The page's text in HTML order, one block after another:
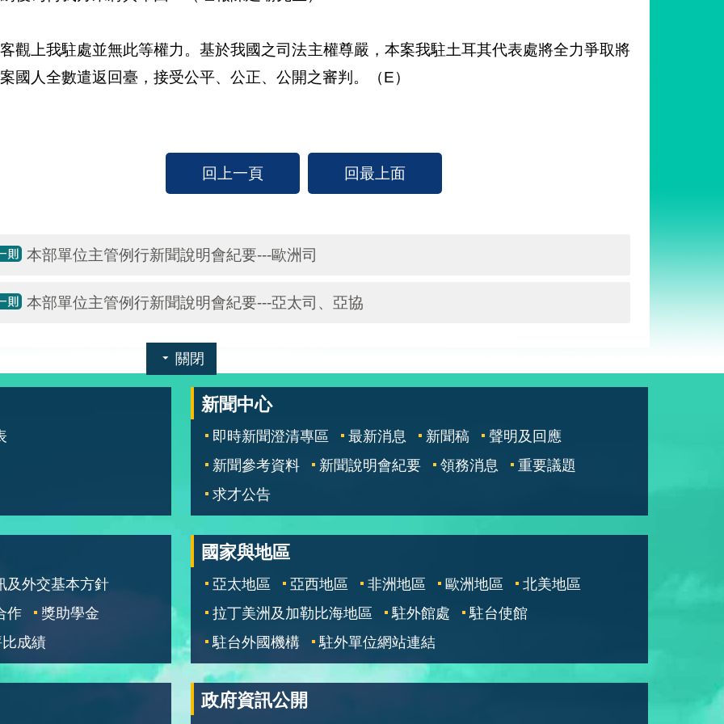
觀上我駐處並無此等權力。基於我國之司法主權尊嚴，本案我駐土耳其代表處將全力爭取將
國人全數遣返回臺，接受公平、公正、公開之審判。（E）
回上一頁 回最上面
本部單位主管例行新聞說明會紀要---歐洲司
本部單位主管例行新聞說明會紀要---亞太司、亞協
關閉
新聞中心
即時新聞澄清專區 最新消息 新聞稿
聲明及回應
新聞參考資料
新聞說明會紀要 領務消息
重要議題
求才公告
及外交基本方針
作
獎助學金
成績
國家與地區
亞太地區 亞西地區 非洲地區 歐洲地區
北美地區
拉丁美洲及加勒比海地區
駐外館處
駐台使館
駐台外國機構
駐外單位網站連結
政府資訊公開